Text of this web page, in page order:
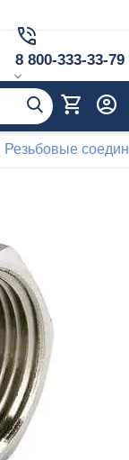
8 800-333-33-79
Резьбовые